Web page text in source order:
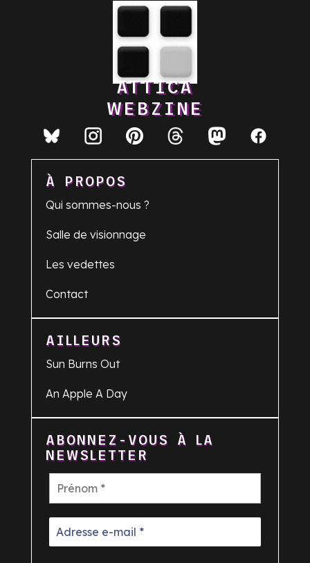
ATTICA
WEBZINE
À PROPOS
Qui sommes-nous ?
Salle de visionnage
Les vedettes
Contact
AILLEURS
Sun Burns Out
An Apple A Day
ABONNEZ-VOUS À LA
NEWSLETTER